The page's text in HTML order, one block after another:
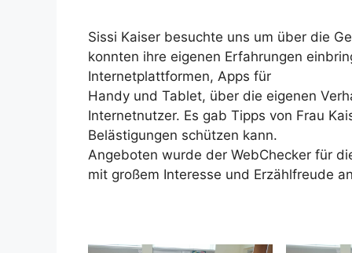
Sissi Kaiser besuchte uns um über die
konnten ihre eigenen Erfahrungen
Internetplattformen, Apps für
Handy und Tablet, über die eigenen
Internetnutzer. Es gab Tipps von Frau
Belästigungen schützen kann.
Angeboten wurde der WebChecker für
mit großem Interesse und Erzählfreude